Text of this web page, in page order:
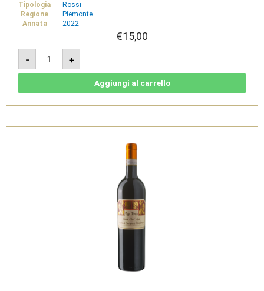
Tipologia
Rossi
Regione
Piemonte
Annata
2022
€15,00
-
Altea
Barbera
d'Asti
Superiore
Tenimenti
quantità
+
Aggiungi al carrello